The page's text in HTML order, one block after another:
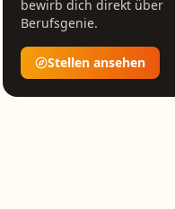
bewirb dich direkt über
Berufsgenie.
Stellen ansehen